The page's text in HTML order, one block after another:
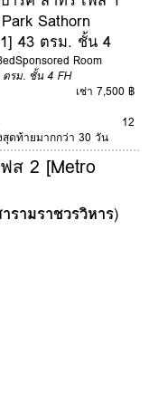
Sathorn
43 ตรม. ชั้น 4
Sponsored Room
รม. ชั้น 4 FH
เช่า 7,500 ฿
12
สุดท้ายมากกว่า 30 วัน
ส 2 [Metro
รามราชวรวิหาร)